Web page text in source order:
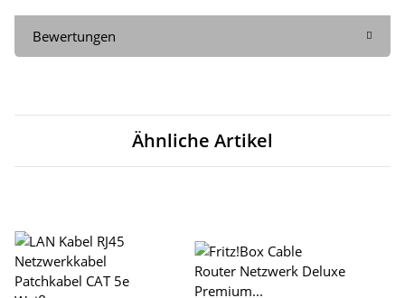
Bewertungen
Ähnliche Artikel